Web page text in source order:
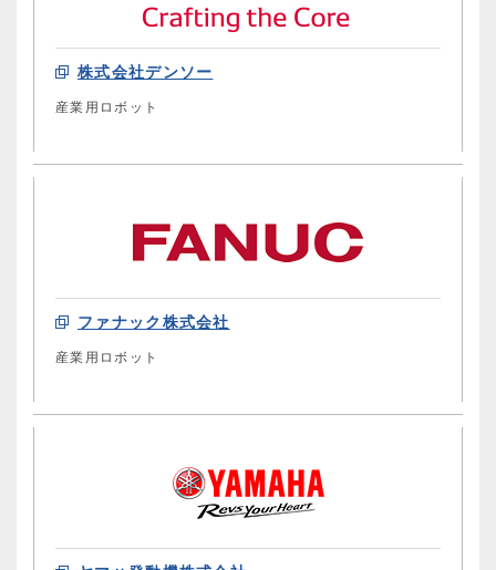
株式会社デンソー
産業用ロボット
ファナック株式会社
産業用ロボット